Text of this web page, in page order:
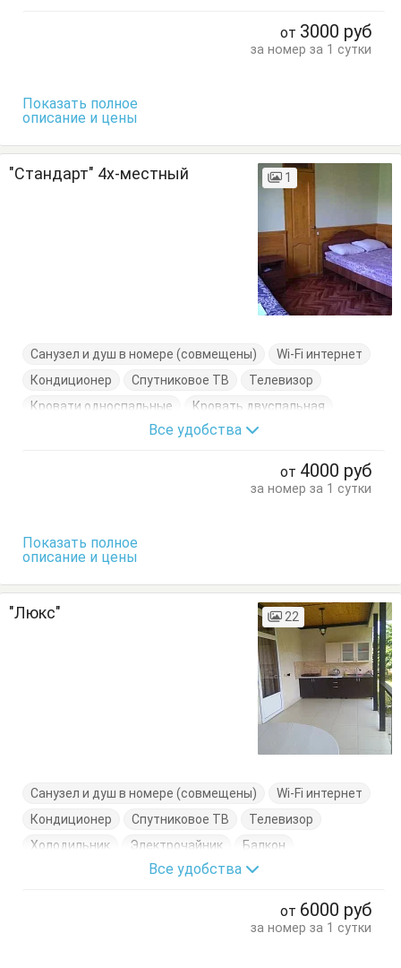
от 3000 руб
за номер за 1 сутки
Показать полное
описание и цены
"Стандарт" 4х-местный 1
Санузел и душ в номере (совмещены)
Wi-Fi интернет
Кондиционер
Спутниковое ТВ
Телевизор
Кровати односпальные
Кровать двуспальная
Все удобства
от 4000 руб
за номер за 1 сутки
Показать полное
описание и цены
"Люкс" 22
Санузел и душ в номере (совмещены)
Wi-Fi интернет
Кондиционер
Спутниковое ТВ
Телевизор
Холодильник
Электрочайник
Балкон
Журнальный столик
Все удобства
от 6000 руб
за номер за 1 сутки